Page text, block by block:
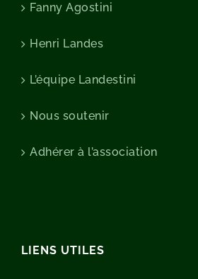
Fanny Agostini
Henri Landes
L’équipe Landestini
Nous soutenir
Adhérer à l’association
LIENS UTILES